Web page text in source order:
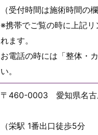
（受付時間は施術時間の
※携帯でご覧の時に上記
れます。
お電話の時には「整体・
い。
〒460-0003 愛知県名古
（栄駅 1番出口徒歩5分